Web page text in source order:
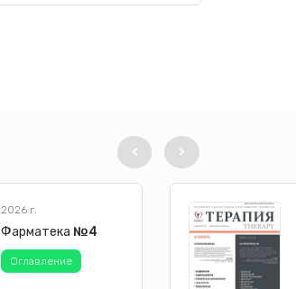
2026 г.
Фарматека №4
Оглавление